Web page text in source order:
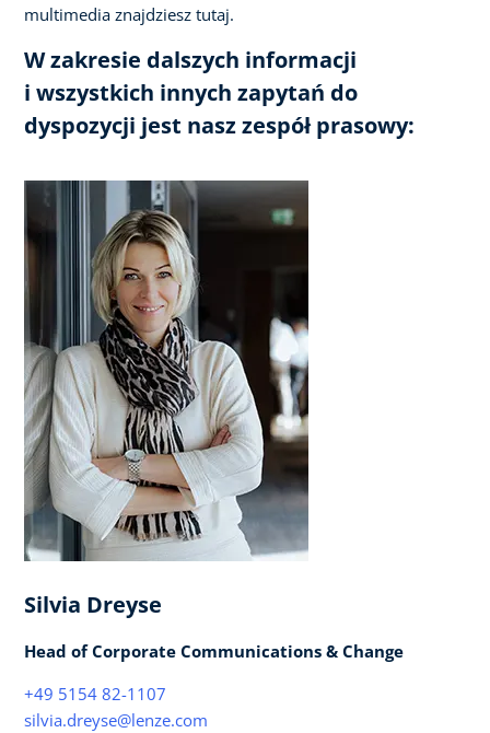
multimedia znajdziesz tutaj.
W zakresie dalszych informacji
i wszystkich innych zapytań do
dyspozycji jest nasz zespół prasowy:
Silvia Dreyse
Head of Corporate Communications & Change
+49 5154 82-1107
silvia.dreyse@lenze.com